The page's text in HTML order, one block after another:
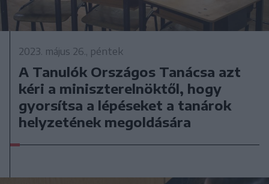
2023. május 26., péntek
A Tanulók Országos Tanácsa azt
kéri a miniszterelnöktől, hogy
gyorsítsa a lépéseket a tanárok
helyzetének megoldására